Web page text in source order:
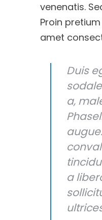
venenatis.
Proin
amet
Duis
a,
a